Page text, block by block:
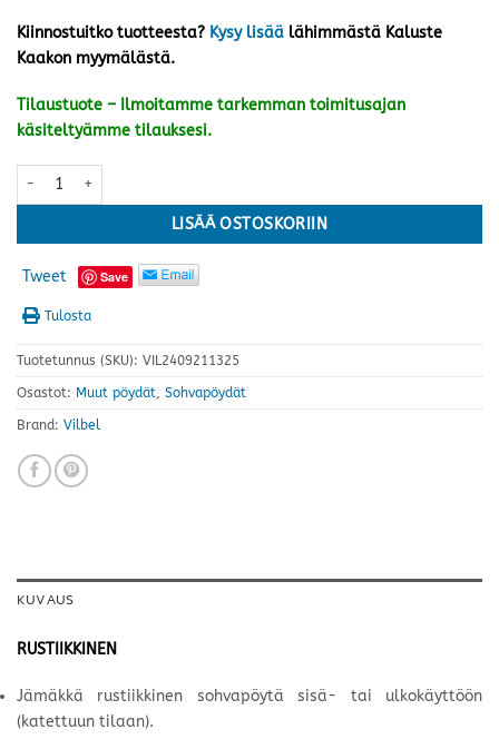
Kiinnostuitko tuotteesta? Kysy lisää lähimmästä Kaluste
Kaakon myymälästä.
Tilaustuote – Ilmoitamme tarkemman toimitusajan
käsiteltyämme tilauksesi.
Lana sohvapöytä, harmaa/valkoinen määrä
LISÄÄ OSTOSKORIIN
Tweet Save
Tulosta
Tuotetunnus (SKU): VIL2409211325
Osastot: Muut pöydät, Sohvapöydät
Brand: Vilbel
KUVAUS
RUSTIIKKINEN
Jämäkkä rustiikkinen sohvapöytä sisä- tai ulkokäyttöön
(katettuun tilaan).